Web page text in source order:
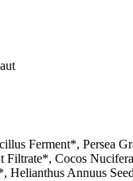
Ferment*, Persea
Cocos
Annuus